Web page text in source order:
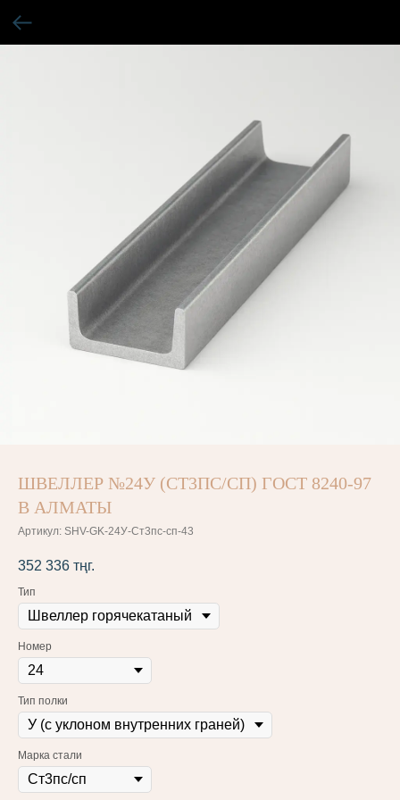
ШВЕЛЛЕР №24У (СТ3ПС/СП) ГОСТ 8240-97
В АЛМАТЫ
Артикул: SHV-GK-24У-Ст3пс-сп-43
352 336 тңг.
Тип
Номер
Тип полки
Марка стали